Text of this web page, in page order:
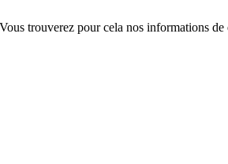
trouverez pour cela nos informations